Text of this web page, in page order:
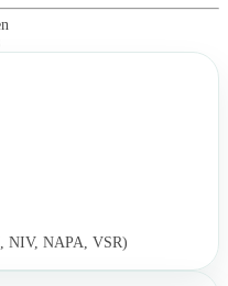
NIV, NAPA, VSR)